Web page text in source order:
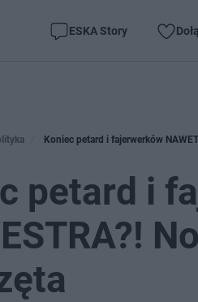
ESKA Story
Koniec petard i fajerwerków
petard i